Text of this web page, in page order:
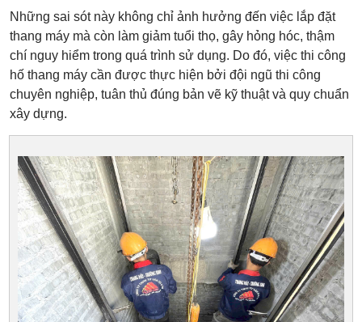
Những sai sót này không chỉ ảnh hưởng đến việc lắp đặt
thang máy mà còn làm giảm tuổi thọ, gây hỏng hóc, thậm
chí nguy hiểm trong quá trình sử dụng. Do đó, việc thi công
hố thang máy cần được thực hiện bởi đội ngũ thi công
chuyên nghiệp, tuân thủ đúng bản vẽ kỹ thuật và quy chuẩn
xây dựng.